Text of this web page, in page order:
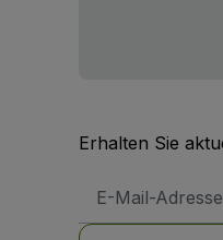
Erhalten Sie
Mail-